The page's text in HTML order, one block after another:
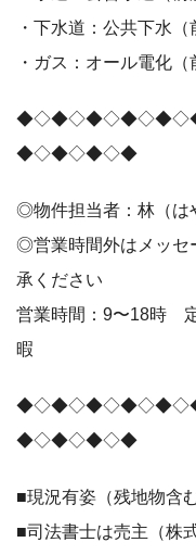
・下水道：公共下水（
・ガス：オール電化（
◆◇◆◇◆◇◆
◎物件担当者：林（は
◎営業時間外はメッセ
承ください
営業時間：9〜18時
暇
◆◇◆◇◆◇◆
■現況有姿（残地物含む
■司法書士は売主（株